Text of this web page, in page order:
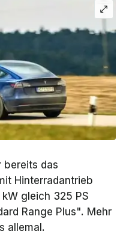
bereits das
Hinterradantrieb
gleich 325 PS
Range Plus". Mehr
allemal.